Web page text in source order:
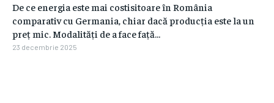
De ce energia este mai costisitoare în România
comparativ cu Germania, chiar dacă producția este la un
preț mic. Modalități de a face față...
23 decembrie 2025